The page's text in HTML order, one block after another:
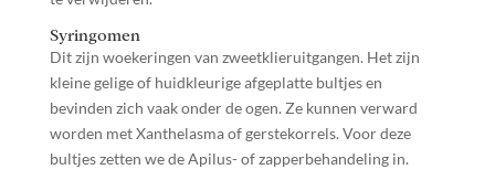
Syringomen
Dit zijn woekeringen van zweetklieruitgangen. Het zijn
kleine gelige of huidkleurige afgeplatte bultjes en
bevinden zich vaak onder de ogen. Ze kunnen verward
worden met Xanthelasma of gerstekorrels. Voor deze
bultjes zetten we de Apilus- of zapperbehandeling in.